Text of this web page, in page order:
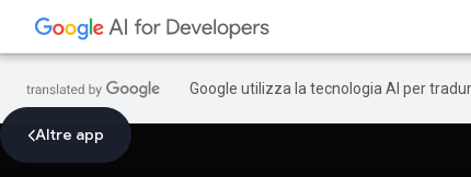
Google utilizza la tecnologia AI per
Altre app